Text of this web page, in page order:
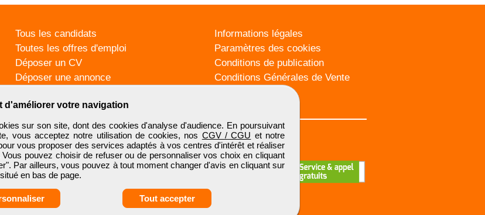
d'améliorer votre navigation
sur son site, dont des cookies d'analyse d'audience. En poursuivant
vous acceptez notre utilisation de cookies, nos CGV / CGU et notre
vous proposer des services adaptés à vos centres d'intérêt et réaliser
pouvez choisir de refuser ou de personnaliser vos choix en cliquant
Par ailleurs, vous pouvez à tout moment changer d'avis en cliquant sur
en bas de page.
Tout accepter
Tous les candidats
Toutes les offres d'emploi
Déposer un CV
Déposer une annonce
Informations légales
Paramètres des cookies
Conditions de publication
Conditions Générales de Vente